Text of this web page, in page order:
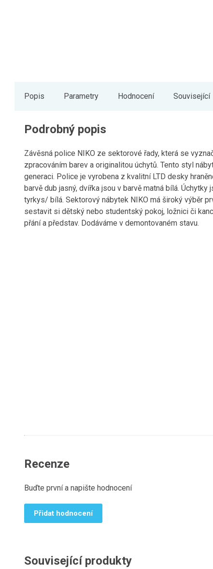
Popis Parametry Hodnocení Související
Podrobný popis
Závěsná police NIKO ze sektorové řady, která se
zpracováním barev a originalitou úchytů. Tento styl
generaci. Police je vyrobena z kvalitní LTD desky
barvě dub jasný, dvířka jsou v barvě matná bílá. Úchytky
tyrkys/ bílá. Sektorový nábytek NIKO má široký výběr
sestavit si dětský nebo studentský pokoj, ložnici či
přání a představ. Dodáváme v demontovaném stavu.
Recenze
Buďte první a napište hodnocení
Přidat hodnocení
Související produkty